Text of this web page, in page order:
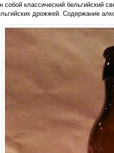
собой классический бельгийский
дрожжей. Содержание